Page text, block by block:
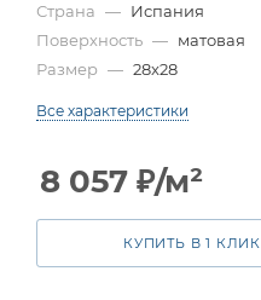
Страна — Испания
Поверхность — матовая
Размер — 28x28
Все характеристики
8 057 ₽/м²
КУПИТЬ В 1 КЛИК